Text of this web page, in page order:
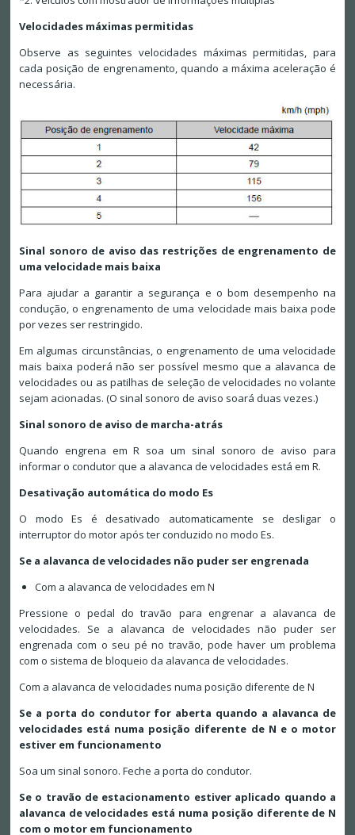
Velocidades máximas permitidas
Observe as seguintes velocidades máximas permitidas, para
cada posição de engrenamento, quando a máxima aceleração é
necessária.
Sinal sonoro de aviso das restrições de engrenamento de
uma velocidade mais baixa
Para ajudar a garantir a segurança e o bom desempenho na
condução, o engrenamento de uma velocidade mais baixa pode
por vezes ser restringido.
Em algumas circunstâncias, o engrenamento de uma velocidade
mais baixa poderá não ser possível mesmo que a alavanca de
velocidades ou as patilhas de seleção de velocidades no volante
sejam acionadas. (O sinal sonoro de aviso soará duas vezes.)
Sinal sonoro de aviso de marcha-atrás
Quando engrena em R soa um sinal sonoro de aviso para
informar o condutor que a alavanca de velocidades está em R.
Desativação automática do modo Es
O modo Es é desativado automaticamente se desligar o
interruptor do motor após ter conduzido no modo Es.
Se a alavanca de velocidades não puder ser engrenada
Com a alavanca de velocidades em N
Pressione o pedal do travão para engrenar a alavanca de
velocidades. Se a alavanca de velocidades não puder ser
engrenada com o seu pé no travão, pode haver um problema
com o sistema de bloqueio da alavanca de velocidades.
Com a alavanca de velocidades numa posição diferente de N
Se a porta do condutor for aberta quando a alavanca de
velocidades está numa posição diferente de N e o motor
estiver em funcionamento
Soa um sinal sonoro. Feche a porta do condutor.
Se o travão de estacionamento estiver aplicado quando a
alavanca de velocidades está numa posição diferente de N
com o motor em funcionamento